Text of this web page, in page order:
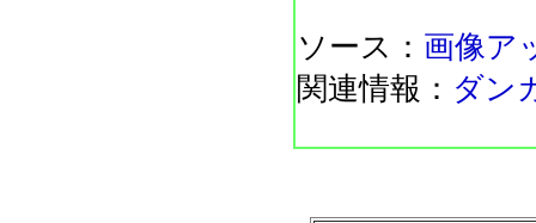
ソース： 画像ア
関連情報： ダン